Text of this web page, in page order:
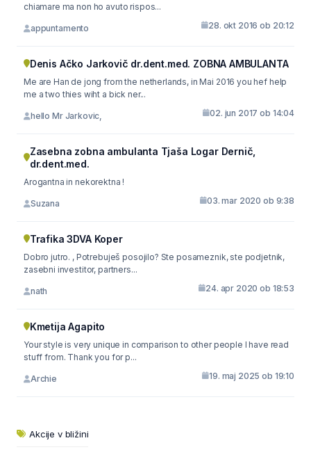
chiamare ma non ho avuto rispos...
appuntamento 28. okt 2016 ob 20:12
Denis Ačko Jarkovič dr.dent.med. ZOBNA AMBULANTA
Me are Han de jong from the netherlands, in Mai 2016 you hef help
me a two thies wiht a bick ner...
hello Mr Jarkovic, 02. jun 2017 ob 14:04
Zasebna zobna ambulanta Tjaša Logar Dernič,
dr.dent.med.
Arogantna in nekorektna !
Suzana 03. mar 2020 ob 9:38
Trafika 3DVA Koper
Dobro jutro. , Potrebuješ posojilo? Ste posameznik, ste podjetnik,
zasebni investitor, partners...
nath 24. apr 2020 ob 18:53
Kmetija Agapito
Your style is very unique in comparison to other people I have read
stuff from. Thank you for p...
Archie 19. maj 2025 ob 19:10
Akcije v bližini